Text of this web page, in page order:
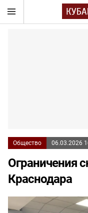
Общество 06.03.2026
Ограничения
Краснодара